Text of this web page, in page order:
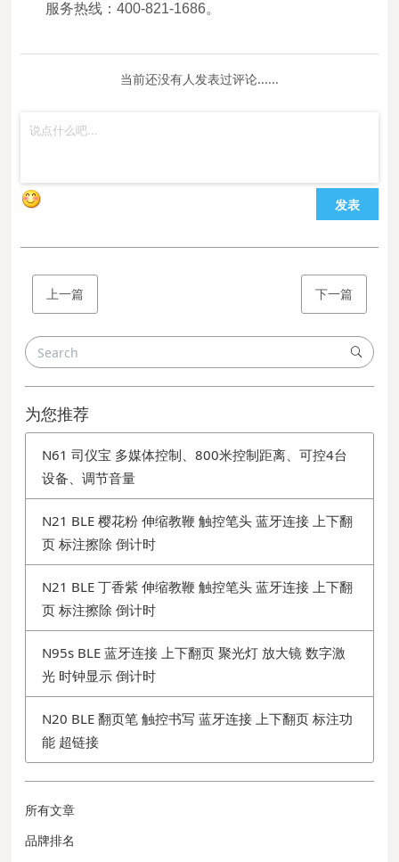
服务热线：400-821-1686。
当前还没有人发表过评论......
发表
上一篇 下一篇
为您推荐
N61 司仪宝 多媒体控制、800米控制距离、可控4台
设备、调节音量
N21 BLE 樱花粉 伸缩教鞭 触控笔头 蓝牙连接 上下翻
页 标注擦除 倒计时
N21 BLE 丁香紫 伸缩教鞭 触控笔头 蓝牙连接 上下翻
页 标注擦除 倒计时
N95s BLE 蓝牙连接 上下翻页 聚光灯 放大镜 数字激
光 时钟显示 倒计时
N20 BLE 翻页笔 触控书写 蓝牙连接 上下翻页 标注功
能 超链接
所有文章
品牌排名